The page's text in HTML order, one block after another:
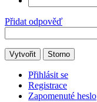
Přidat odpověď
Vytvořit Storno
Přihlásit se
Registrace
Zapomenuté heslo